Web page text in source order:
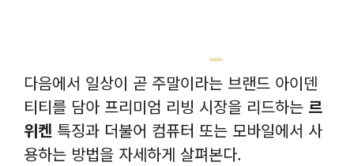
다음에서 일상이 곧 주말이라는 브랜드 아이덴
티티를 담아 프리미엄 리빙 시장을 리드하는 르
위켄 특징과 더불어 컴퓨터 또는 모바일에서 사
용하는 방법을 자세하게 살펴본다.